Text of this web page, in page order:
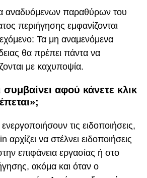
αναδυόμενων παραθύρων του
περιήγησης εμφανίζονται
Τα μη αναμενόμενα
θα πρέπει πάντα να
με καχυποψία.
αφού κάνετε κλικ
τις ειδοποιήσεις,
να στέλνει ειδοποιήσεις
επιφάνεια εργασίας ή στο
ακόμα και όταν ο